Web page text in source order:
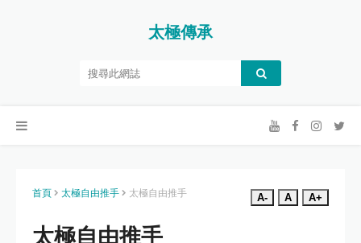
太極傳承
首頁 太極自由推手 太極自由推手 A- A A+
太極自由推手